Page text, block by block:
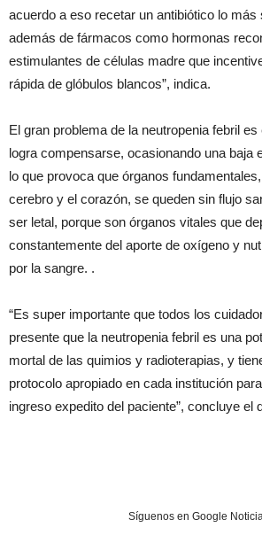
acuerdo a eso recetar un antibiótico lo más
además de fármacos como hormonas
estimulantes de células madre que
rápida de glóbulos blancos”, indica.
El gran problema de la neutropenia febril
logra compensarse, ocasionando una baja
lo que provoca que órganos
cerebro y el corazón, se queden sin flujo
ser letal, porque son órganos vitales que
constantemente del aporte de oxígeno y
por la sangre. .
“Es super importante que todos los
presente que la neutropenia febril es una
mortal de las quimios y radioterapias, y
protocolo apropiado en cada institución
ingreso expedito del paciente”, concluye el
Síguenos en Google